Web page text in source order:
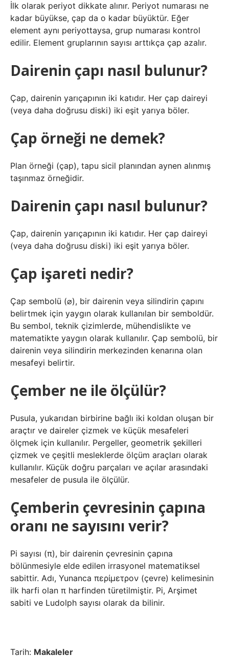
İlk olarak periyot dikkate alınır. Periyot numarası ne
kadar büyükse, çap da o kadar büyüktür. Eğer
element aynı periyottaysa, grup numarası kontrol
edilir. Element gruplarının sayısı arttıkça çap azalır.
Dairenin çapı nasıl bulunur?
Çap, dairenin yarıçapının iki katıdır. Her çap daireyi
(veya daha doğrusu diski) iki eşit yarıya böler.
Çap örneği ne demek?
Plan örneği (çap), tapu sicil planından aynen alınmış
taşınmaz örneğidir.
Dairenin çapı nasıl bulunur?
Çap, dairenin yarıçapının iki katıdır. Her çap daireyi
(veya daha doğrusu diski) iki eşit yarıya böler.
Çap işareti nedir?
Çap sembolü (⌀), bir dairenin veya silindirin çapını
belirtmek için yaygın olarak kullanılan bir semboldür.
Bu sembol, teknik çizimlerde, mühendislikte ve
matematikte yaygın olarak kullanılır. Çap sembolü, bir
dairenin veya silindirin merkezinden kenarına olan
mesafeyi belirtir.
Çember ne ile ölçülür?
Pusula, yukarıdan birbirine bağlı iki koldan oluşan bir
araçtır ve daireler çizmek ve küçük mesafeleri
ölçmek için kullanılır. Pergeller, geometrik şekilleri
çizmek ve çeşitli mesleklerde ölçüm araçları olarak
kullanılır. Küçük doğru parçaları ve açılar arasındaki
mesafeler de pusula ile ölçülür.
Çemberin çevresinin çapına
oranı ne sayısını verir?
Pi sayısı (π), bir dairenin çevresinin çapına
bölünmesiyle elde edilen irrasyonel matematiksel
sabittir. Adı, Yunanca περίμετρον (çevre) kelimesinin
ilk harfi olan π harfinden türetilmiştir. Pi, Arşimet
sabiti ve Ludolph sayısı olarak da bilinir.
Tarih: Makaleler